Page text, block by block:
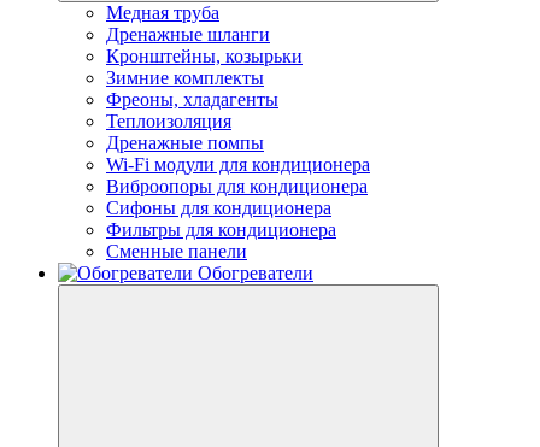
Медная труба
Дренажные шланги
Кронштейны, козырьки
Зимние комплекты
Фреоны, хладагенты
Теплоизоляция
Дренажные помпы
Wi-Fi модули для кондиционера
Виброопоры для кондиционера
Сифоны для кондиционера
Фильтры для кондиционера
Сменные панели
Обогреватели